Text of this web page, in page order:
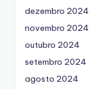
dezembro 2024
novembro 2024
outubro 2024
setembro 2024
agosto 2024